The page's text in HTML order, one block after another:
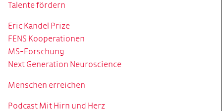
Talente fördern
Eric Kandel Prize
FENS Kooperationen
MS-Forschung
Next Generation Neuroscience
Menschen erreichen
Podcast Mit Hirn und Herz